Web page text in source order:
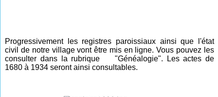
Progressivement les registres paroissiaux ainsi que l'état
civil de notre village vont être mis en ligne. Vous pouvez les
consulter dans la rubrique
"Généalogie". Les actes de
1680 à 1934 seront ainsi consultables.